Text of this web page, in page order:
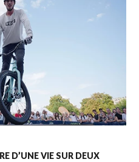
D’UNE VIE SUR DEUX